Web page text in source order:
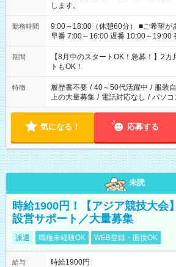
します。
勤務時間
9:00～18:00（休憩60分） ■ご希望があれば下記シフトもOK！
早番 7:00～16:00 遅番 10:00～19:00 夜勤
と休みを合わせたい」 「余裕を持っ
「できれば残業はしたくない」 など
ね。 ※Wワーク希望の方へ 今ご覧のお仕事で希望する勤務時間
と、もう1つのお仕事の勤務時間。
合は応募できません。
期間
【8月中のスタートOK！急募！】2
トもOK！
特徴 履歴書不要 / 40～50代活躍中 / 服装
上の大量募集 / 電話対応なし / パソコ
気になる！ 応募する
未読
時給1900円！【アジア競技大会
設営サポート／大量募集
派遣 職種未経験OK WEB登録・面接OK
給与
時給1900円